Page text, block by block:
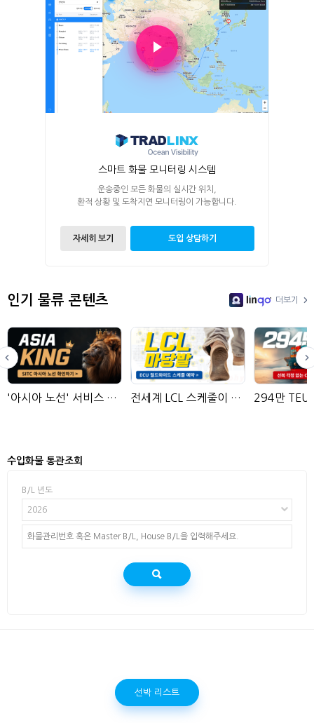
스마트 화물 모니터링 시스템
운송중인 모든 화물의 실시간 위치,
환적 상황 및 도착지연 모니터링이 가능합니다.
자세히 보기 도입 상담하기
인기 물류 콘텐츠
LinGo
더보기
'아시아 노선' 서비스 선사의 왕 전세계 LCL 스케줄이 모여있는 곳
수입화물 통관조회
B/L 년도
2026
선박 리스트